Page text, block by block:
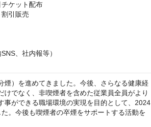
ケット配布
引販売
、社内報等）
煙）を進めてきました。今後、さらなる健康経
けでなく、非喫煙者を含めた従業員全員がより
事ができる職場環境の実現を目的として、2024
。今後も喫煙者の卒煙をサポートする活動を